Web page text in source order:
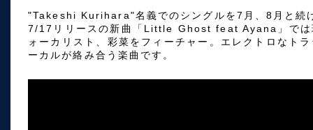
"Takeshi Kurihara"名義でのシングルを7月、8月と続
7/17リリースの新曲「Little Ghost feat Ayana」では
ォーカリスト、彩菜をフィーチャー。エレクトロなト
ーカルが絡み合う楽曲です。